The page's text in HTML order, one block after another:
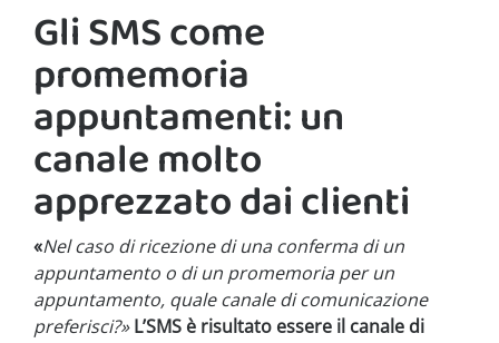
Gli SMS come
promemoria
appuntamenti: un
canale molto
apprezzato dai clienti
«Nel caso di ricezione di una conferma di un
appuntamento o di un promemoria per un
appuntamento, quale canale di comunicazione
preferisci?» L’SMS è risultato essere il canale di